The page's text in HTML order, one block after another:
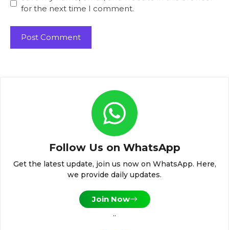
for the next time I comment.
Follow Us on WhatsApp
Get the latest update, join us now on WhatsApp. Here,
we provide daily updates.
Join Now
..